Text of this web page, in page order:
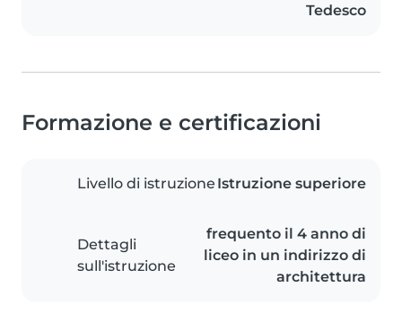
Tedesco
Formazione e certificazioni
Livello di istruzione Istruzione superiore
Dettagli
sull'istruzione
frequento il 4 anno di
liceo in un indirizzo di
architettura